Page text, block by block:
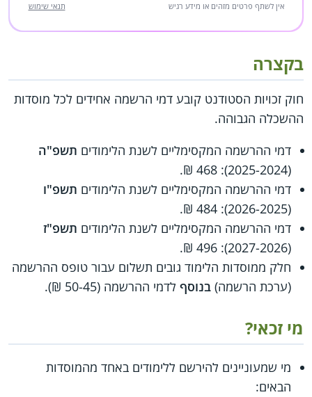
אין לשתף פרטים מזהים או מידע רגיש תנאי שימוש
בקצרה
חוק זכויות הסטודנט קובע דמי הרשמה אחידים לכל מוסדות
ההשכלה הגבוהה.
דמי ההרשמה המקסימליים לשנת הלימודים תשפ"ה
(2025-2024): 468 ₪.
דמי ההרשמה המקסימליים לשנת הלימודים תשפ"ו
(2026-2025): 484 ₪.
דמי ההרשמה המקסימליים לשנת הלימודים תשפ"ז
(2027-2026): 496 ₪.
חלק ממוסדות הלימוד גובים תשלום עבור טופס ההרשמה
(ערכת הרשמה) בנוסף לדמי ההרשמה (50-45 ₪).
מי זכאי?
מי שמעוניינים להירשם ללימודים באחד מהמוסדות
הבאים: